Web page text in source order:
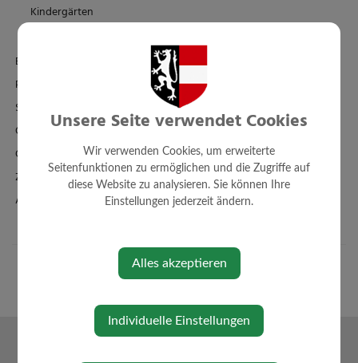
Kindergärten
Einrichtungen
Politik
Standesamt
Ortsplan - FWP - BPL
Örtl. Entwicklungskonzept
Zahlen + Fakten
Amtssignatur
Unsere Seite verwendet Cookies
Wir verwenden Cookies, um erweiterte
Seitenfunktionen zu ermöglichen und die Zugriffe auf
diese Website zu analysieren. Sie können Ihre
Einstellungen jederzeit ändern.
Alles akzeptieren
Individuelle Einstellungen